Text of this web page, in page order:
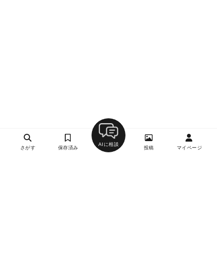
さがす 保存済み
AIに相談
投稿 マイページ